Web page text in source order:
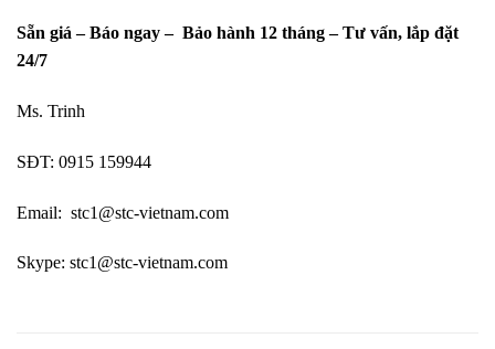
Sẵn giá – Báo ngay – Bảo hành 12 tháng – Tư vấn, lắp đặt
24/7
Ms. Trinh
SĐT: 0915 159944
Email: stc1@stc-vietnam.com
Skype: stc1@stc-vietnam.com